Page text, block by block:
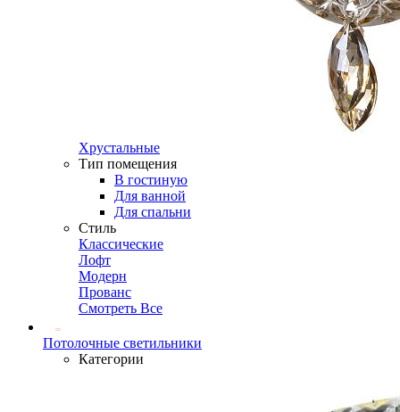
Хрустальные
Тип помещения
В гостиную
Для ванной
Для спальни
Стиль
Классические
Лофт
Модерн
Прованс
Смотреть Все
Потолочные светильники
Категории